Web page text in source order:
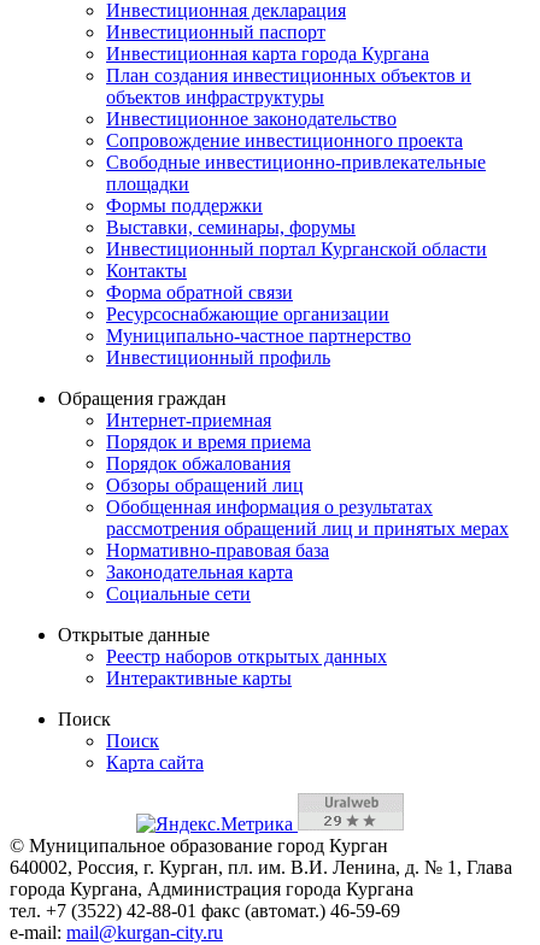
Инвестиционная декларация
Инвестиционный паспорт
Инвестиционная карта города Кургана
План создания инвестиционных объектов и
объектов инфраструктуры
Инвестиционное законодательство
Сопровождение инвестиционного проекта
Свободные инвестиционно-привлекательные
площадки
Формы поддержки
Выставки, семинары, форумы
Инвестиционный портал Курганской области
Контакты
Форма обратной связи
Ресурсоснабжающие организации
Муниципально-частное партнерство
Инвестиционный профиль
Обращения граждан
Интернет-приемная
Порядок и время приема
Порядок обжалования
Обзоры обращений лиц
Обобщенная информация о результатах
рассмотрения обращений лиц и принятых мерах
Нормативно-правовая база
Законодательная карта
Социальные сети
Открытые данные
Реестр наборов открытых данных
Интерактивные карты
Поиск
Поиск
Карта сайта
© Муниципальное образование город Курган
640002, Россия, г. Курган, пл. им. В.И. Ленина, д. № 1, Глава
города Кургана, Администрация города Кургана
тел. +7 (3522) 42-88-01 факс (автомат.) 46-59-69
e-mail: mail@kurgan-city.ru